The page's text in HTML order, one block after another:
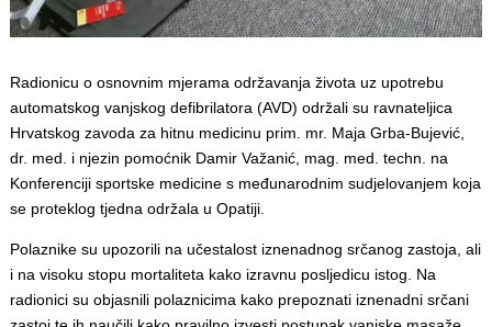
Radionicu o osnovnim mjerama održavanja života uz upotrebu
automatskog vanjskog defibrilatora (AVD) održali su ravnateljica
Hrvatskog zavoda za hitnu medicinu prim. mr. Maja Grba-Bujević,
dr. med. i njezin pomoćnik Damir Važanić, mag. med. techn. na
Konferenciji sportske medicine s međunarodnim sudjelovanjem koja
se proteklog tjedna održala u Opatiji.
Polaznike su upozorili na učestalost iznenadnog srčanog zastoja, ali
i na visoku stopu mortaliteta kako izravnu posljedicu istog. Na
radionici su objasnili polaznicima kako prepoznati iznenadni srčani